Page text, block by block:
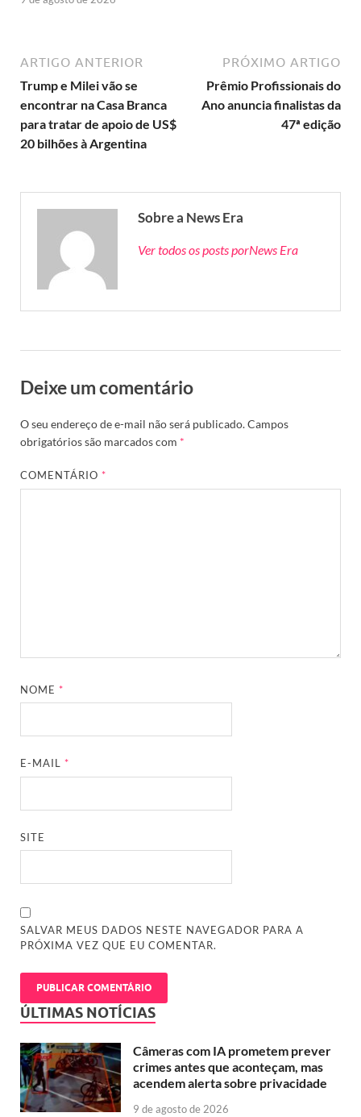
ARTIGO ANTERIOR
Trump e Milei vão se
encontrar na Casa Branca
para tratar de apoio de US$
20 bilhões à Argentina
PRÓXIMO ARTIGO
Prêmio Profissionais do
Ano anuncia finalistas da
47ª edição
Sobre a News Era
Ver todos os posts porNews Era
Deixe um comentário
O seu endereço de e-mail não será publicado.Campos
obrigatórios são marcados com *
COMENTÁRIO*
NOME*
E-MAIL*
SITE
SALVAR MEUS DADOS NESTE NAVEGADOR PARA A
PRÓXIMA VEZ QUE EU COMENTAR.
ÚLTIMAS NOTÍCIAS
Câmeras com IA prometem prever
crimes antes que aconteçam, mas
acendem alerta sobre privacidade
9 de agosto de 2026